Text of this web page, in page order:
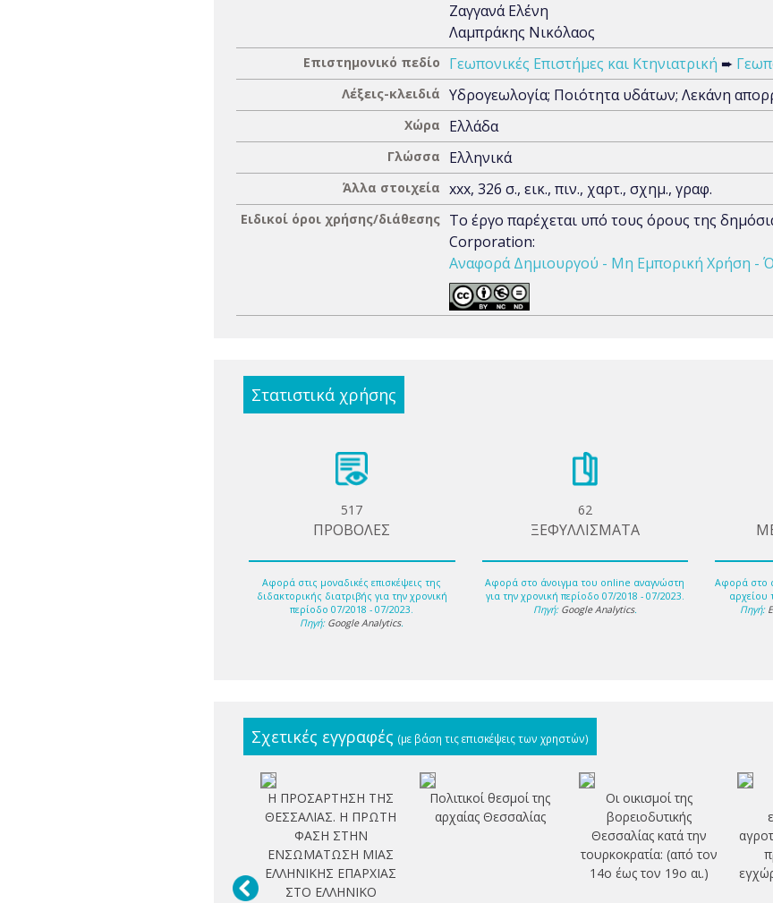
Ζαγγανά Ελένη
Λαμπράκης Νικόλαος
Επιστημονικό πεδίο Γεωπονικές Επιστήμες και Κτηνιατρική ➨
Λέξεις-κλειδιά Υδρογεωλογία; Ποιότητα υδάτων; Λεκάνη
Χώρα Ελλάδα
Γλώσσα Ελληνικά
Άλλα στοιχεία xxx, 326 σ., εικ., πιν., χαρτ., σχημ., γραφ.
Ειδικοί όροι χρήσης/διάθεσης Το έργο παρέχεται υπό τους όρους της
Corporation:
Αναφορά Δημιουργού - Μη Εμπορική Χρήση -
Στατιστικά χρήσης
517
ΠΡΟΒΟΛΕΣ
Αφορά στις μοναδικές επισκέψεις της
διδακτορικής διατριβής για την χρονική
περίοδο 07/2018 - 07/2023.
Πηγή: Google Analytics.
62
ΞΕΦΥΛΛΙΣΜΑΤΑ
Αφορά στο άνοιγμα του online αναγνώστη
για την χρονική περίοδο 07/2018 - 07/2023.
Πηγή: Google Analytics.
Αφορά στο
αρχείου
Πηγή:
Σχετικές εγγραφές (με βάση τις επισκέψεις των χρηστών)
Η ΠΡΟΣΑΡΤΗΣΗ ΤΗΣ
ΘΕΣΣΑΛΙΑΣ. Η ΠΡΩΤΗ
ΦΑΣΗ ΣΤΗΝ
ΕΝΣΩΜΑΤΩΣΗ ΜΙΑΣ
ΕΛΛΗΝΙΚΗΣ ΕΠΑΡΧΙΑΣ
ΣΤΟ ΕΛΛΗΝΙΚΟ
Πολιτικοί θεσμοί της
αρχαίας Θεσσαλίας
Οι οικισμοί της
βορειοδυτικής
Θεσσαλίας κατά την
τουρκοκρατία: (από τον
14ο έως τον 19ο αι.)